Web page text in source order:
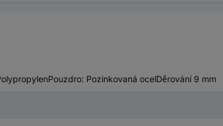
Pozinkovaná ocelDěrování 9 mm